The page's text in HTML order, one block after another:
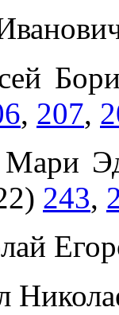
, 207,
243,